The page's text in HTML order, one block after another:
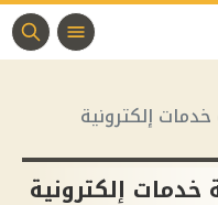
خدمات إلكترونية
خدمات إلكترونية